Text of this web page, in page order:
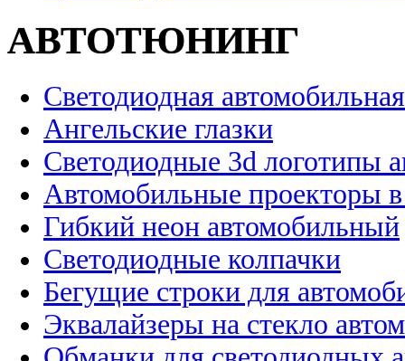
АВТОТЮНИНГ
Светодиодная
Ангельские глазки
Светодиодные 3d логотипы
Автомобильные проекторы
Гибкий неон автомобильный
Светодиодные колпачки
Бегущие строки для
Эквалайзеры на стекло